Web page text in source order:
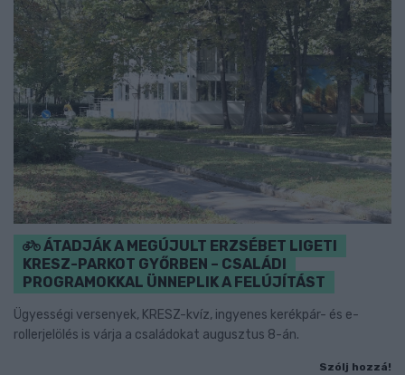
ÁTADJÁK A MEGÚJULT ERZSÉBET LIGETI
KRESZ-PARKOT GYŐRBEN – CSALÁDI
PROGRAMOKKAL ÜNNEPLIK A FELÚJÍTÁST
Ügyességi versenyek, KRESZ-kvíz, ingyenes kerékpár- és e-
rollerjelölés is várja a családokat augusztus 8-án.
Szólj hozzá!